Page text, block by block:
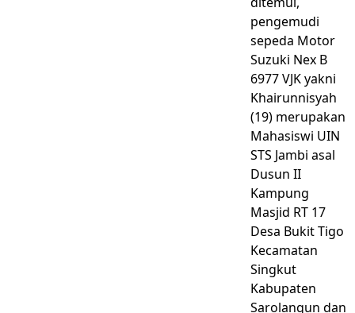
pengemudi
sepeda Motor
Suzuki Nex B
6977 VJK yakni
Khairunnisyah
(19) merupakan
Mahasiswi UIN
STS Jambi asal
Dusun II
Kampung
Masjid RT 17
Desa Bukit Tigo
Kecamatan
Singkut
Kabupaten
Sarolangun dan